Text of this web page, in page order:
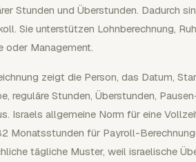
Stunden und Überstunden. Dadurch
Sie unterstützen Lohnberechnung,
oder Management.
zeigt die Person, das Datum,
reguläre Stunden, Überstunden,
Israels allgemeine Norm für eine
Monatsstunden für Payroll-
tägliche Muster, weil israelische